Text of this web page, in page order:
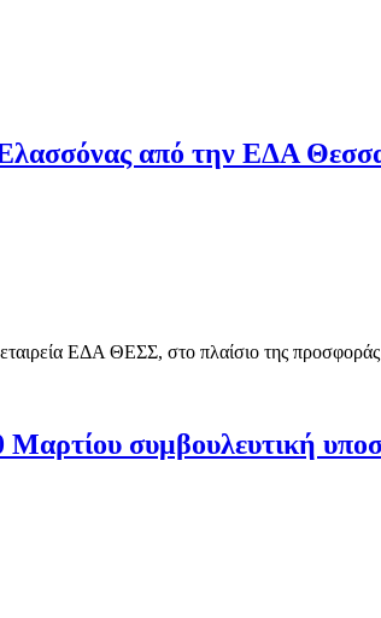
από την ΕΔΑ
ΕΔΑ ΘΕΣΣ, στο πλαίσιο της
συμβουλευτική